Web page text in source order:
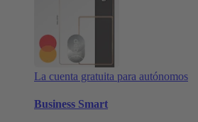
La cuenta gratuita para autónomos
Business Smart